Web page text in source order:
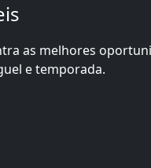
as melhores
e temporada.